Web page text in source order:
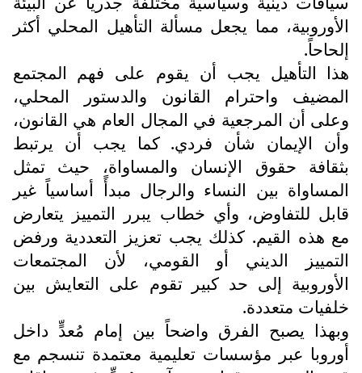
الأوروبية، مما يجعل مسألة التأهيل المحلي أكثر
إلحاحاً.
هذا التأهيل يجب أن يقوم على فهم المجتمع
المضيف واحترام القانون والدستور المحلي،
وعلى أن المرجعية في المجال العام هي القانون،
وأن الإيمان شأن فردي. كما يجب أن يرتبط
بثقافة حقوق الإنسان والمساواة، حيث تمثل
المساواة بين النساء والرجال مبدأً أساسياً غير
قابل للتفاوض، وأي خطاب يبرر التمييز يتعارض
مع هذه القيم. كذلك يجب تعزيز التعددية ورفض
التمييز الديني أو القومي، لأن المجتمعات
الأوروبية إلى حد كبير تقوم على التعايش بين
خلفيات متعددة.
وبهذا يصبح الفرق واضحاً بين إمام مُعدٍّ داخل
أوروبا عبر مؤسسات تعليمية معتمدة تنسجم مع